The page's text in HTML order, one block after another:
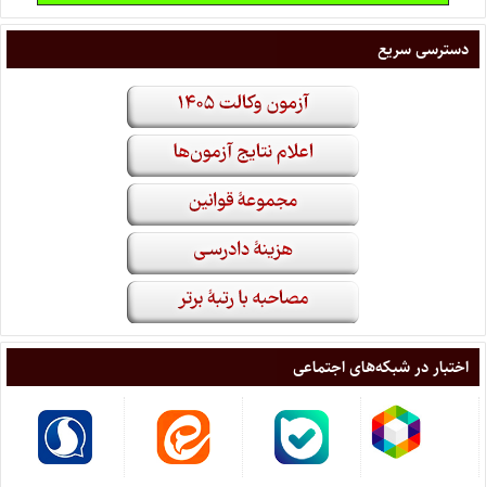
دسترسی سریع
اختبار در شبکه‌های اجتماعی